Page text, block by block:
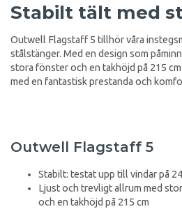
Stabilt tält med
Outwell Flagstaff 5 tillhör våra
stålstänger. Med en design som
stora fönster och en takhöjd på 215
med en fantastisk prestanda och
Outwell Flagstaff 5
Stabilt: testat upp till vindar på
Ljust och trevligt allrum med
och en takhöjd på 215 cm